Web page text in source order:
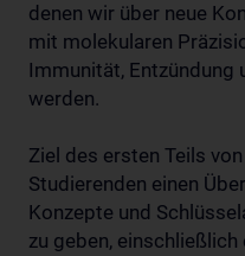
denen wir über neue
mit molekularen
Immunität, Entzündung
werden.
Ziel des ersten Teils
Studierenden einen
Konzepte und
zu geben,